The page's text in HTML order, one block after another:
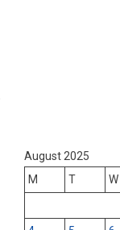
August 2025
M
T W